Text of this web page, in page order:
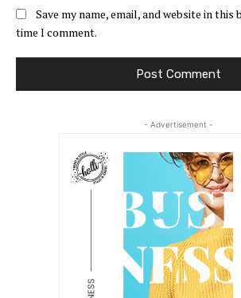
Save my name, email, and website in
time I comment.
- Advertisement -